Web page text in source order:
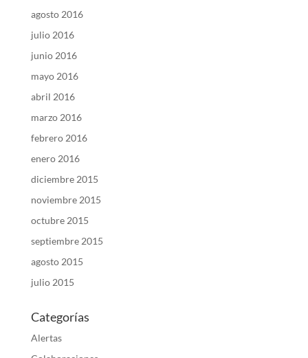
agosto 2016
julio 2016
junio 2016
mayo 2016
abril 2016
marzo 2016
febrero 2016
enero 2016
diciembre 2015
noviembre 2015
octubre 2015
septiembre 2015
agosto 2015
julio 2015
Categorías
Alertas